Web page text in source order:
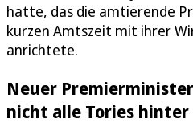
hatte, das die amtierende
kurzen Amtszeit mit ihrer
anrichtete.
Neuer
nicht alle Tories hinter